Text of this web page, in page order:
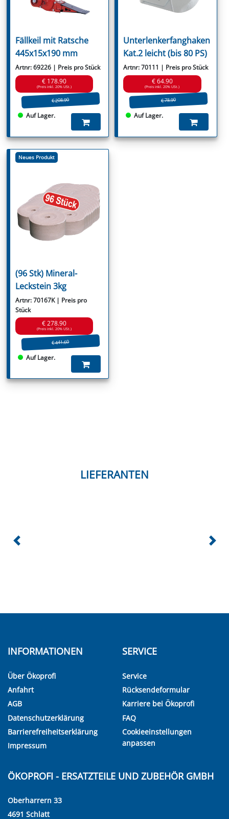
Fällkeil mit Ratsche
445x15x190 mm
Artnr: 69226 | Preis pro Stück
€ 178.90
(Preis inkl. 20% USt.)
€ 208.90
Auf Lager.
Unterlenkerfanghaken
Kat.2 leicht (bis 80 PS)
Artnr: 70111 | Preis pro Stück
€ 64.90
(Preis inkl. 20% USt.)
€ 78.90
Auf Lager.
Neues Produkt
(96 Stk) Mineral-
Leckstein 3kg
Artnr: 70167K | Preis pro
Stück
€ 278.90
(Preis inkl. 20% USt.)
€ 441.60
Auf Lager.
LIEFERANTEN
INFORMATIONEN
Über Ökoprofi
Anfahrt
AGB
Datenschutzerklärung
Barrierefreiheitserklärung
Impressum
SERVICE
Service
Rücksendeformular
Karriere bei Ökoprofi
FAQ
Cookieeinstellungen
anpassen
ÖKOPROFI - ERSATZTEILE UND ZUBEHÖR GMBH
Oberharrern 33
4691 Schlatt